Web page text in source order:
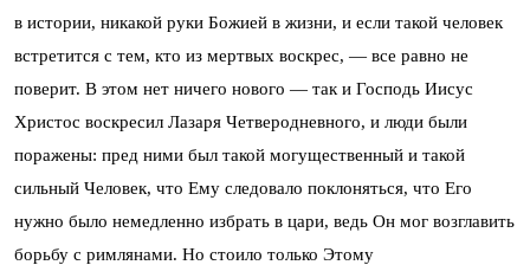
в истории, никакой руки Божией в жизни, и если такой человек
встретится с тем, кто из мертвых воскрес, — все равно не
поверит. В этом нет ничего нового — так и Господь Иисус
Христос воскресил Лазаря Четверодневного, и люди были
поражены: пред ними был такой могущественный и такой
сильный Человек, что Ему следовало поклоняться, что Его
нужно было немедленно избрать в цари, ведь Он мог возглавить
борьбу с римлянами. Но стоило только Этому